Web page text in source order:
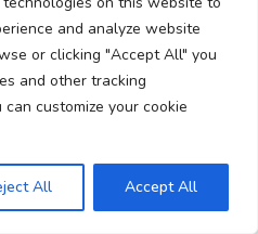
and analyze website
or clicking "Accept All" you
and other tracking
customize your cookie
All Accept All